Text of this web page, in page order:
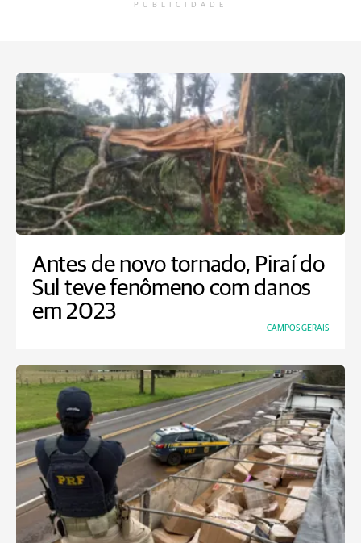
PUBLICIDADE
Antes de novo tornado, Piraí do
Sul teve fenômeno com danos
em 2023
CAMPOS GERAIS